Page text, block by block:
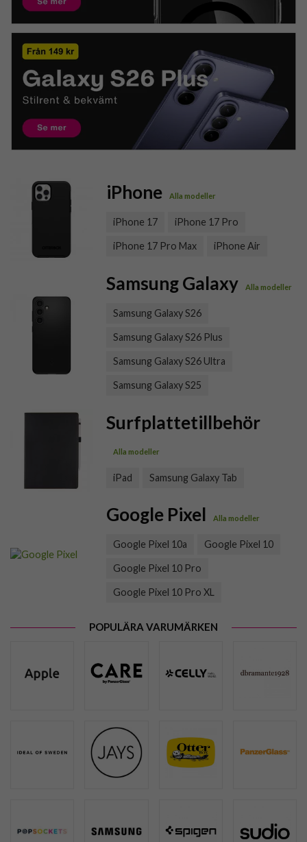
iPhone Alla modeller
iPhone 17 iPhone 17 Pro
iPhone 17 Pro Max iPhone Air
Samsung Galaxy Alla modeller
Samsung Galaxy S26
Samsung Galaxy S26 Plus
Samsung Galaxy S26 Ultra
Samsung Galaxy S25
Surfplattetillbehör
Alla modeller
iPad Samsung Galaxy Tab
Google Pixel Alla modeller
Google Pixel 10a Google Pixel 10
Google Pixel 10 Pro
Google Pixel 10 Pro XL
POPULÄRA VARUMÄRKEN